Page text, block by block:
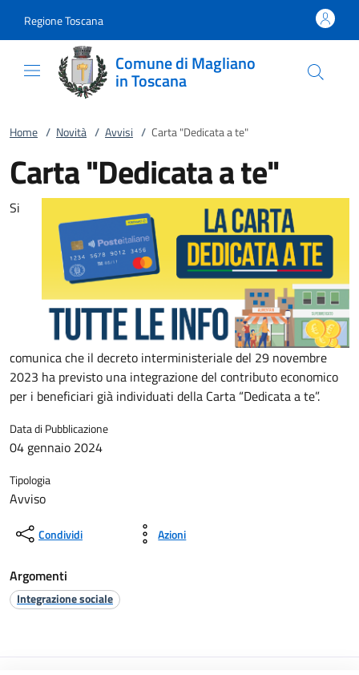
Regione Toscana
Comune di Magliano
in Toscana
Home / Novità / Avvisi / Carta "Dedicata a te"
Carta "Dedicata a te"
Si
comunica che il decreto interministeriale del 29 novembre
2023 ha previsto una integrazione del contributo economico
per i beneficiari già individuati della Carta “Dedicata a te”.
Data di Pubblicazione
04 gennaio 2024
Tipologia
Avviso
Condividi Azioni
Argomenti
Integrazione sociale